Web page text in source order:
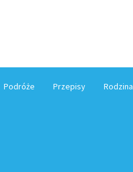
Podróże Przepisy Rodzina